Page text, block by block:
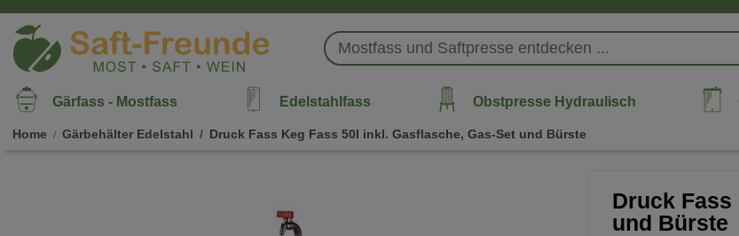
Gärfass - Mostfass Edelstahlfass Obstpresse Hydraulisch
Home Gärbehälter Edelstahl Druck Fass Keg Fass 50l inkl. Gasflasche, Gas-Set und Bürste
Druck Fass
und Bürste